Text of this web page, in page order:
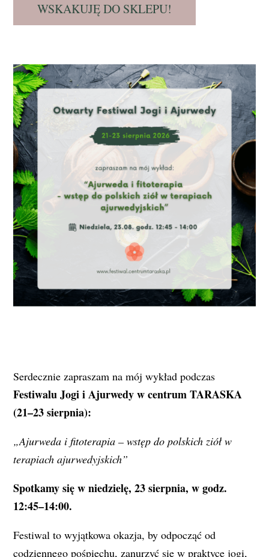
WSKAKUJĘ DO SKLEPU!
Serdecznie zapraszam na mój wykład podczas
Festiwalu Jogi i Ajurwedy w centrum TARASKA
(21–23 sierpnia):
„Ajurweda i fitoterapia – wstęp do polskich ziół w
terapiach ajurwedyjskich”
Spotkamy się w niedzielę, 23 sierpnia, w godz.
12:45–14:00.
Festiwal to wyjątkowa okazja, by odpocząć od
codziennego pośpiechu, zanurzyć się w praktyce jogi,